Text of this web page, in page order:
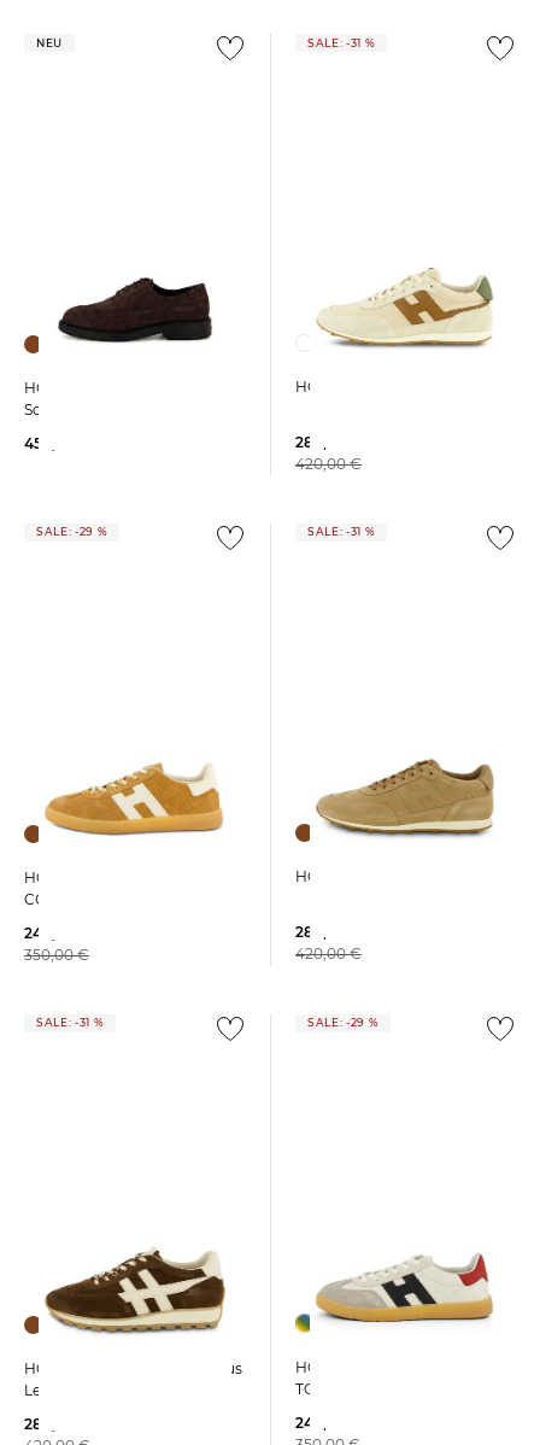
NEU
HOGAN | Herren
Schnürschuhe H704
450,00 €
SALE: -31 %
289,99 €
420,00 €
SALE: -29 %
HOGAN | Herren Sneaker
COOL
249,99 €
350,00 €
SALE: -31 %
289,99 €
420,00 €
SALE: -31 %
HOGAN | Herren Sneaker aus
Leder
289,99 €
SALE: -29 %
HOGAN | Herren Sneaker
TOMAIA
249,99 €